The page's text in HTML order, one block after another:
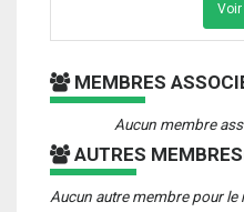
Voir
MEMBRES
Aucun membre
AUTRES
Aucun autre membre pour le